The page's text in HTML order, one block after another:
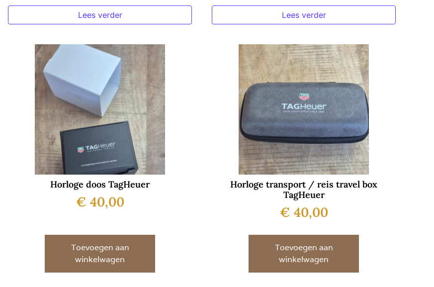
Lees verder Lees verder
Horloge doos TagHeuer
€ 40,00
Toevoegen aan
winkelwagen
Horloge transport / reis travel box
TagHeuer
€ 40,00
Toevoegen aan
winkelwagen